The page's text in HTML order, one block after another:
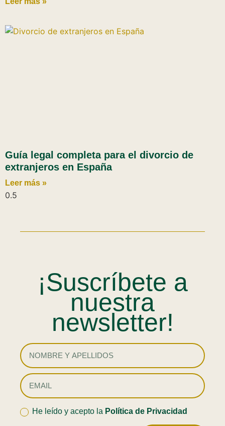
Guía legal completa para el divorcio de
extranjeros en España
Leer más »
¡Suscríbete a
nuestra
newsletter!
He leído y acepto la Política de Privacidad